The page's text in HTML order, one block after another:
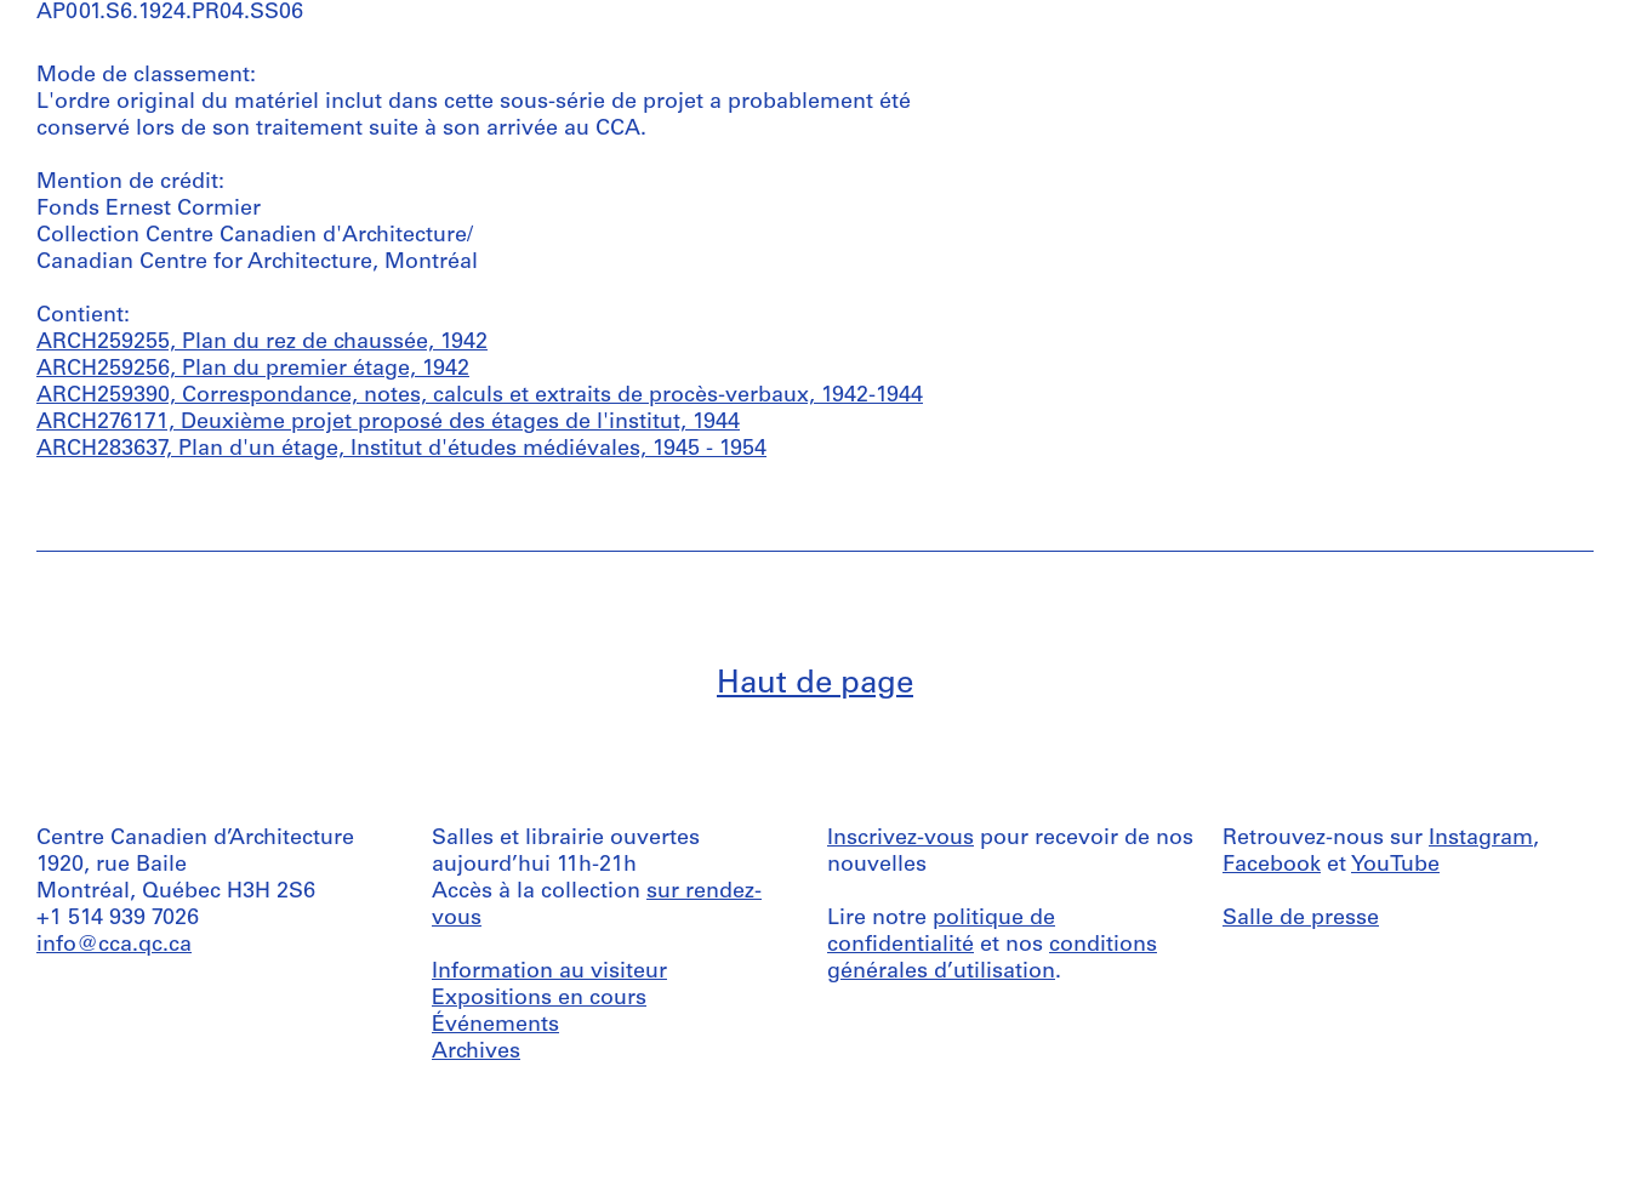
AP001.S6.1924.PR04.SS06
Mode de classement:
L'ordre original du matériel inclut dans cette sous-série de projet a probablement été
conservé lors de son traitement suite à son arrivée au CCA.
Mention de crédit:
Fonds Ernest Cormier
Collection Centre Canadien d'Architecture/
Canadian Centre for Architecture, Montréal
Contient:
ARCH259255, Plan du rez de chaussée, 1942
ARCH259256, Plan du premier étage, 1942
ARCH259390, Correspondance, notes, calculs et extraits de procès-verbaux, 1942-1944
ARCH276171, Deuxième projet proposé des étages de l'institut, 1944
ARCH283637, Plan d'un étage, Institut d'études médiévales, 1945 - 1954
Haut de page
Centre Canadien d’Architecture
1920, rue Baile
Montréal, Québec H3H 2S6
+1 514 939 7026
info@cca.qc.ca
Salles et librairie ouvertes
aujourd’hui 11h-21h
Accès à la collection sur rendez-
vous
Information au visiteur
Expositions en cours
Événements
Archives
Inscrivez-vous pour recevoir de nos
nouvelles
Lire notre politique de
confidentialité et nos conditions
générales d’utilisation.
Retrouvez-nous sur Instagram,
Facebook et YouTube
Salle de presse